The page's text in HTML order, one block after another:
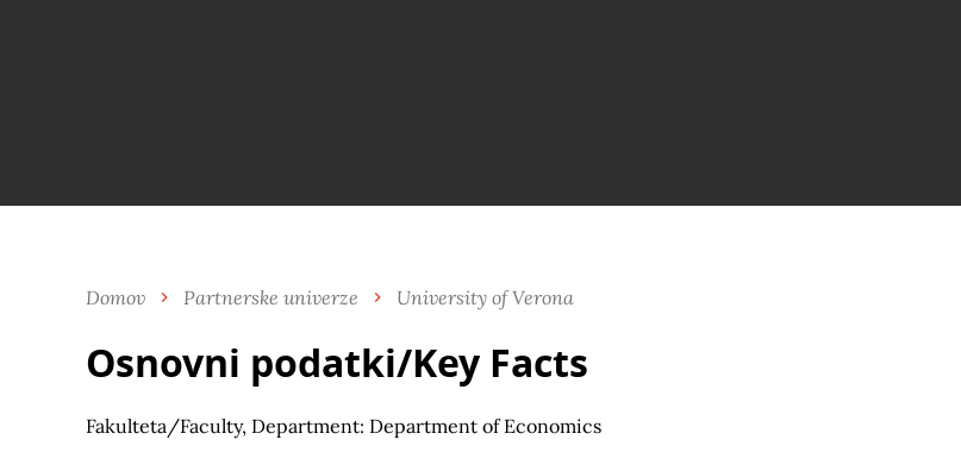
Domov Partnerske univerze University of Verona
Osnovni podatki/Key Facts
Fakulteta/Faculty, Department: Department of Economics